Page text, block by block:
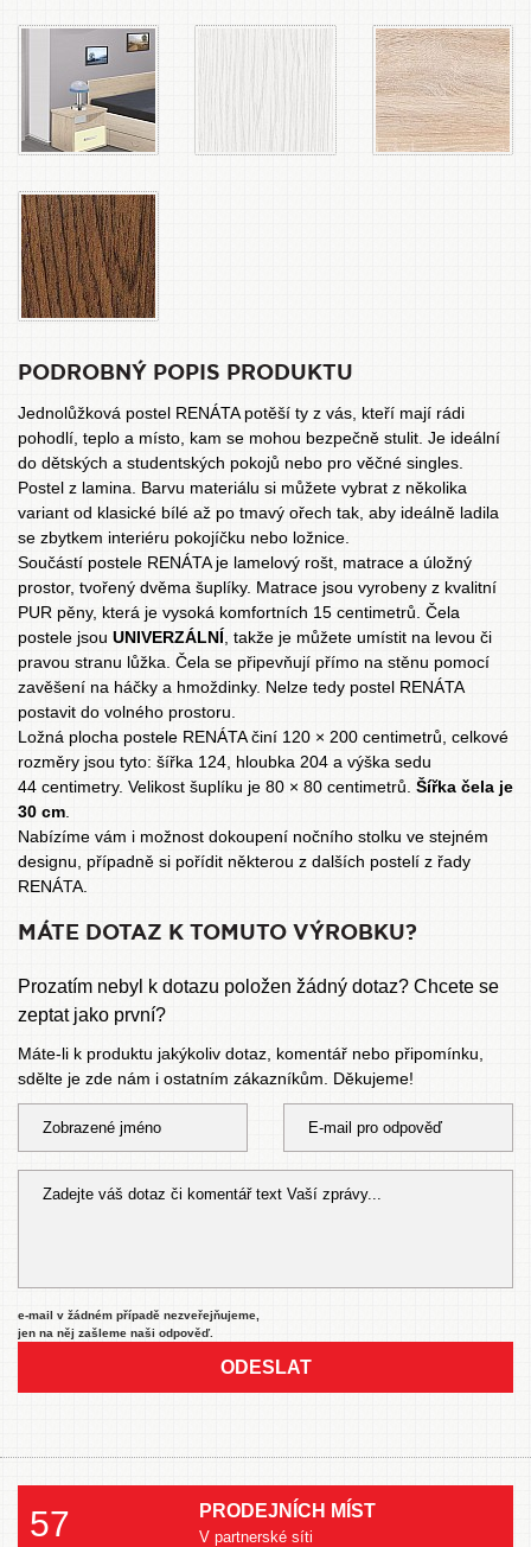
PODROBNÝ POPIS PRODUKTU
Jednolůžková postel RENÁTA potěší ty z vás, kteří mají rádi
pohodlí, teplo a místo, kam se mohou bezpečně stulit. Je ideální
do dětských a studentských pokojů nebo pro věčné singles.
Postel z lamina. Barvu materiálu si můžete vybrat z několika
variant od klasické bílé až po tmavý ořech tak, aby ideálně ladila
se zbytkem interiéru pokojíčku nebo ložnice.
Součástí postele RENÁTA je lamelový rošt, matrace a úložný
prostor, tvořený dvěma šuplíky. Matrace jsou vyrobeny z kvalitní
PUR pěny, která je vysoká komfortních 15 centimetrů. Čela
postele jsou UNIVERZÁLNÍ , takže je můžete umístit na levou či
pravou stranu lůžka. Čela se připevňují přímo na stěnu pomocí
zavěšení na háčky a hmoždinky. Nelze tedy postel RENÁTA
postavit do volného prostoru.
Ložná plocha postele RENÁTA činí 120 × 200 centimetrů, celkové
rozměry jsou tyto: šířka 124, hloubka 204 a výška sedu
44 centimetry. Velikost šuplíku je 80 × 80 centimetrů. Šířka čela je
30 cm
Nabízíme vám i možnost dokoupení nočního stolku ve stejném
designu, případně si pořídit některou z dalších postelí z řady
RENÁTA
MÁTE DOTAZ K TOMUTO VÝROBKU?
Prozatím nebyl k dotazu položen žádný dotaz? Chcete se
zeptat jako první?
Máte-li k produktu jakýkoliv dotaz, komentář nebo připomínku,
sdělte je zde nám i ostatním zákazníkům. Děkujeme!
e-mail v žádném případě nezveřejňujeme,
jen na něj zašleme naši odpověď.
ODESLAT
57 PRODEJNÍCH MÍST
V partnerské síti